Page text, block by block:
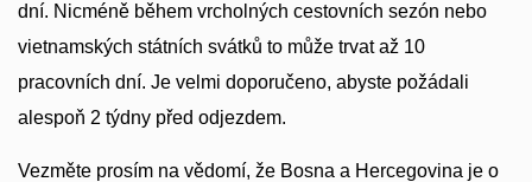
dní. Nicméně během vrcholných cestovních sezón nebo
vietnamských státních svátků to může trvat až 10
pracovních dní. Je velmi doporučeno, abyste požádali
alespoň 2 týdny před odjezdem.
Vezměte prosím na vědomí, že Bosna a Hercegovina je o